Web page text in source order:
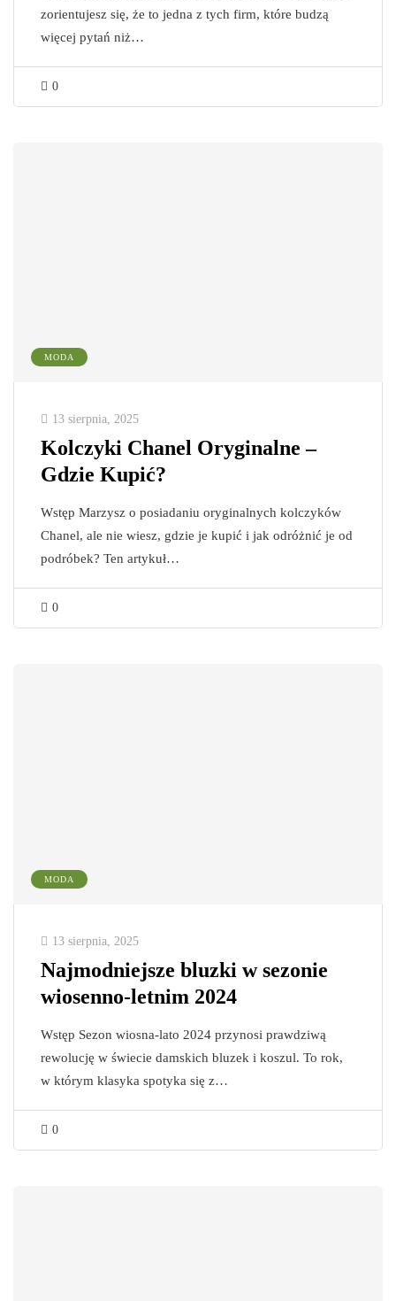
zorientujesz się, że to jedna z tych firm, które budzą
więcej pytań niż…
0
MODA
13 sierpnia, 2025
Kolczyki Chanel Oryginalne –
Gdzie Kupić?
Wstęp Marzysz o posiadaniu oryginalnych kolczyków
Chanel, ale nie wiesz, gdzie je kupić i jak odróżnić je od
podróbek? Ten artykuł…
0
MODA
13 sierpnia, 2025
Najmodniejsze bluzki w sezonie
wiosenno-letnim 2024
Wstęp Sezon wiosna-lato 2024 przynosi prawdziwą
rewolucję w świecie damskich bluzek i koszul. To rok,
w którym klasyka spotyka się z…
0